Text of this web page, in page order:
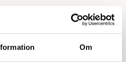
Om
79 kr
79 kr 79 kr